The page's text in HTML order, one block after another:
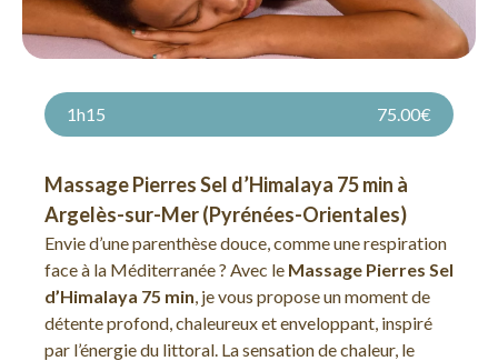
1h15 75.00€
Massage Pierres Sel d’Himalaya 75 min à
Argelès-sur-Mer (Pyrénées-Orientales)
Envie d’une parenthèse douce, comme une respiration
face à la Méditerranée ? Avec le Massage Pierres Sel
d’Himalaya 75 min, je vous propose un moment de
détente profond, chaleureux et enveloppant, inspiré
par l’énergie du littoral. La sensation de chaleur, le